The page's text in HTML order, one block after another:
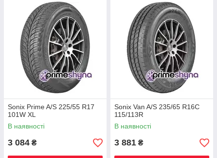
Sonix Prime A/S 225/55 R17
101W XL
В наявності
3 084 ₴
Sonix Van A/S 235/65 R16C
115/113R
В наявності
3 881 ₴